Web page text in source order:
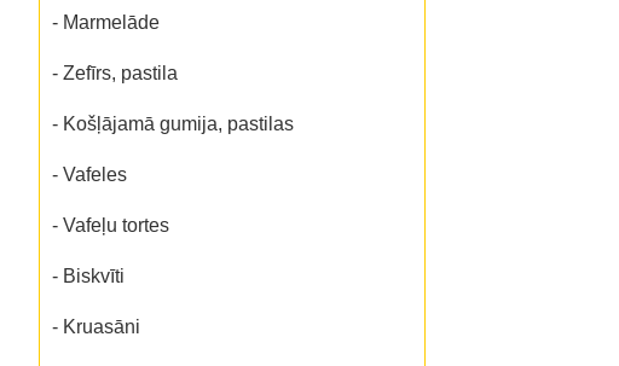
- Marmelāde
- Zefīrs, pastila
- Košļājamā gumija, pastilas
- Vafeles
- Vafeļu tortes
- Biskvīti
- Kruasāni